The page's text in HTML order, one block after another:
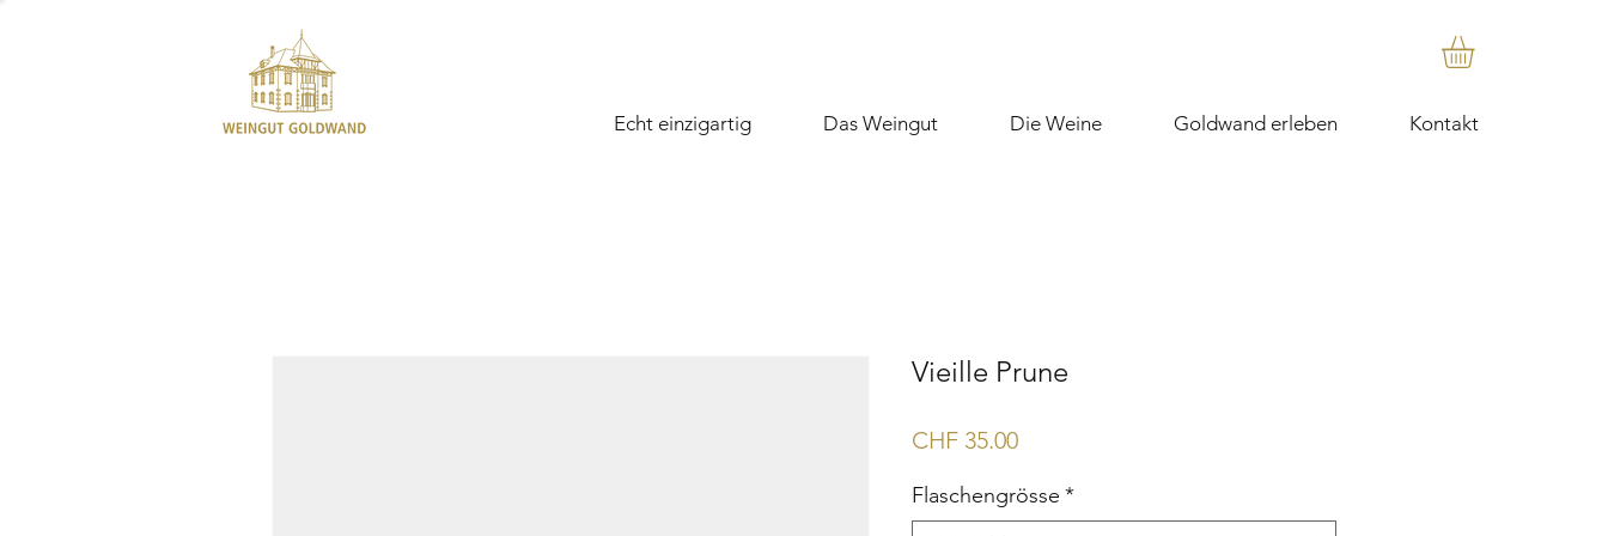
Echt einzigartig Das Weingut Die Weine Goldwand erleben Kontakt
Vieille Prune
CHF 35.00Preis
Flaschengrösse *